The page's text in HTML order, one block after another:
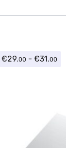
€29.00 - €31.00